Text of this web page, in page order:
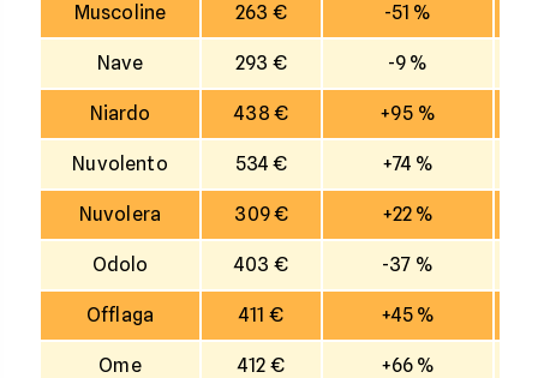
Muscoline 263 € -51 %
Nave 293 € -9 %
Niardo 438 € +95 %
Nuvolento 534 € +74 %
Nuvolera 309 € +22 %
Odolo 403 € -37 %
Offlaga 411 € +45 %
Ome 412 € +66 %